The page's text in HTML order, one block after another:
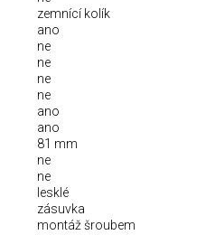
zemnící kolík
ano
ne
ne
ne
ne
ano
ano
81 mm
ne
ne
lesklé
zásuvka
montáž šroubem